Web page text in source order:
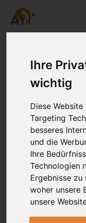
Ihre
wichtig
Diese
Targeting
besseres
und die
Ihre
Technologien
Ergebnisse zu
woher unsere
unsere